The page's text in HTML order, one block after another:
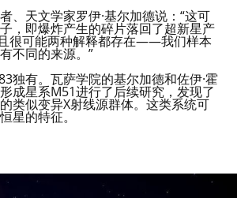
、天文学家罗伊·基尔加德说：“这可
，即爆炸产生的碎片落回了超新星产
很可能两种解释都存在——我们样本
不同的来源。”
独有。瓦萨学院的基尔加德和佐伊·霍
成星系M51进行了后续研究，发现了
类似变异X射线源群体。这类系统可
星的特征。